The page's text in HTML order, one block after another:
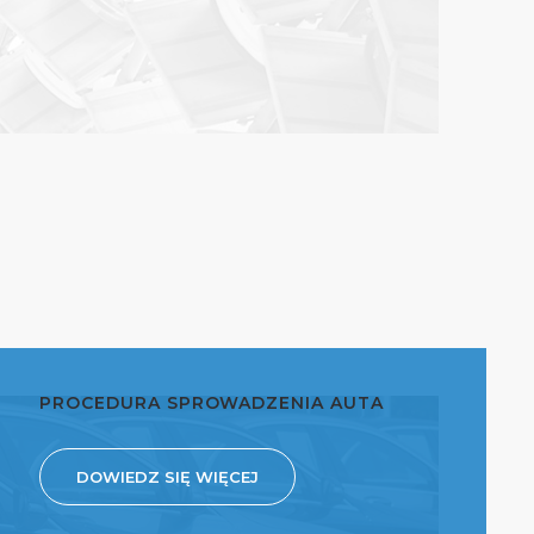
PROCEDURA SPROWADZENIA AUTA
DOWIEDZ SIĘ WIĘCEJ